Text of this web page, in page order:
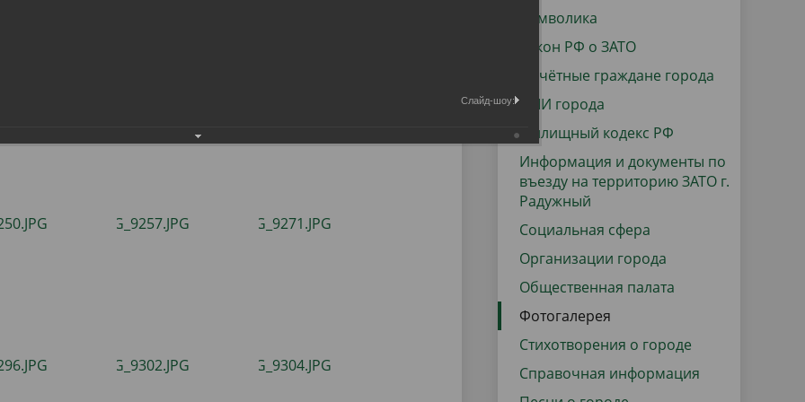
Городская среда
Региональный контроль
Поддержка малого и среднего
предпринимательства
Символика
Закон РФ о ЗАТО
Почётные граждане города
СМИ города
Жилищный кодекс РФ
Информация и документы по
въезду на территорию ЗАТО г.
Радужный
Социальная сфера
Организации города
Общественная палата
Фотогалерея
Стихотворения о городе
Справочная информация
Слайд-шоу: